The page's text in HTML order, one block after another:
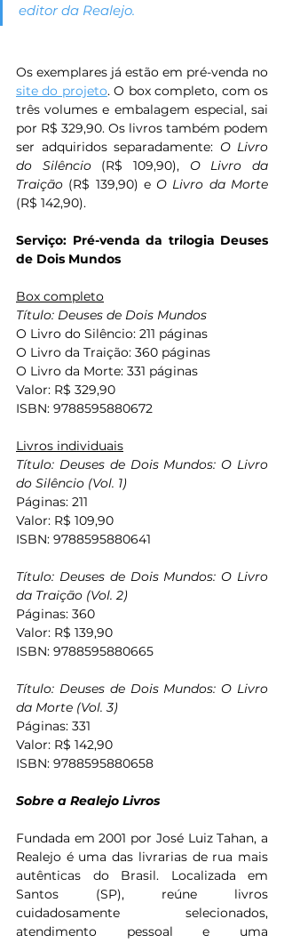
editor da Realejo.
site do projeto. O box completo, com os
três volumes e embalagem especial, sai
por R$ 329,90. Os livros também podem
ser adquiridos separadamente: O Livro
do Silêncio (R$ 109,90), O Livro da
Traição (R$ 139,90) e O Livro da Morte
(R$ 142,90).
Serviço: Pré-venda da trilogia Deuses
de Dois Mundos
Box completo
Título: Deuses de Dois Mundos
O Livro do Silêncio: 211 páginas
O Livro da Traição: 360 páginas
O Livro da Morte: 331 páginas
Valor: R$ 329,90
ISBN: 9788595880672
Livros individuais
Título: Deuses de Dois Mundos: O Livro
do Silêncio (Vol. 1)
Páginas: 211
Valor: R$ 109,90
ISBN: 9788595880641
Título: Deuses de Dois Mundos: O Livro
da Traição (Vol. 2)
Páginas: 360
Valor: R$ 139,90
ISBN: 9788595880665
Título: Deuses de Dois Mundos: O Livro
da Morte (Vol. 3)
Páginas: 331
Valor: R$ 142,90
ISBN: 9788595880658
Sobre a Realejo Livros
Fundada em 2001 por José Luiz Tahan, a
Realejo é uma das livrarias de rua mais
autênticas do Brasil. Localizada em
Santos (SP), reúne livros
cuidadosamente selecionados,
atendimento pessoal e uma